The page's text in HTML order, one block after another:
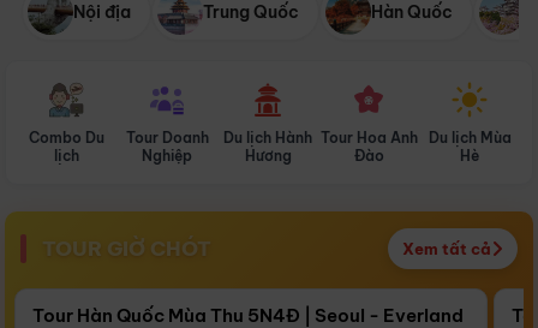
Nội địa Trung Quốc Hàn Quốc
Combo Du
lịch
Tour Doanh
Nghiệp
Du lịch Hành
Hương
Tour Hoa Anh
Đào
Du lịch Mùa
Hè
TOUR GIỜ CHÓT Xem tất cả
Còn17 ngày 16:41:04
Điểm nổi bật
Tour Hàn Quốc Mùa Thu 5N4Đ | Seoul - Everland